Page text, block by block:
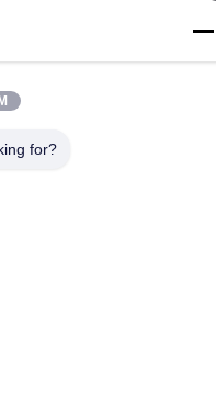
van de draadkabel
for?